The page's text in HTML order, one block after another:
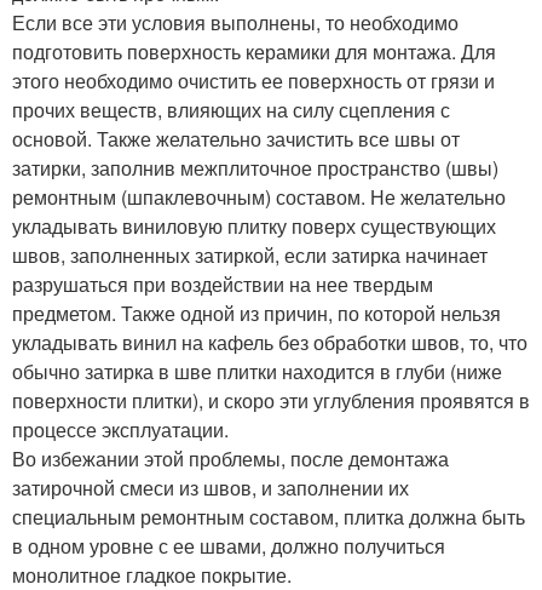
Если все эти условия выполнены, то необходимо
подготовить поверхность керамики для монтажа. Для
этого необходимо очистить ее поверхность от грязи и
прочих веществ, влияющих на силу сцепления с
основой. Также желательно зачистить все швы от
затирки, заполнив межплиточное пространство (швы)
ремонтным (шпаклевочным) составом. Не желательно
укладывать виниловую плитку поверх существующих
швов, заполненных затиркой, если затирка начинает
разрушаться при воздействии на нее твердым
предметом. Также одной из причин, по которой нельзя
укладывать винил на кафель без обработки швов, то, что
обычно затирка в шве плитки находится в глуби (ниже
поверхности плитки), и скоро эти углубления проявятся в
процессе эксплуатации.
Во избежании этой проблемы, после демонтажа
затирочной смеси из швов, и заполнении их
специальным ремонтным составом, плитка должна быть
в одном уровне с ее швами, должно получиться
монолитное гладкое покрытие.